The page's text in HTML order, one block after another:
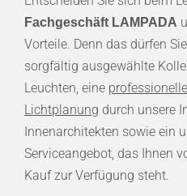
Fachgeschäft LAMPADA
Vorteile. Denn das dürfen
sorgfältig ausgewählte
Leuchten, eine
Lichtplanung durch unsere
Innenarchitekten sowie ein
Serviceangebot, das Ihnen
Kauf zur Verfügung steht.